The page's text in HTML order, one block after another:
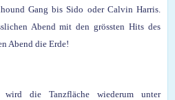
Gang bis Sido oder Calvin Harris.
Abend mit den grössten Hits des
Abend die Erde!
wird die Tanzfläche wiederum unter